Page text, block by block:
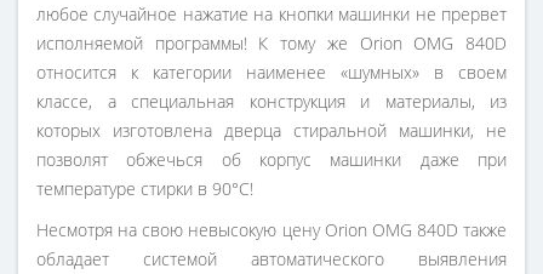
любое случайное нажатие на кнопки машинки не прервет
исполняемой программы! К тому же Orion OMG 840D
относится к категории наименее «шумных» в своем
классе, а специальная конструкция и материалы, из
которых изготовлена дверца стиральной машинки, не
позволят обжечься об корпус машинки даже при
температуре стирки в 90°С!
Несмотря на свою невысокую цену Orion OMG 840D также
обладает системой автоматического выявления